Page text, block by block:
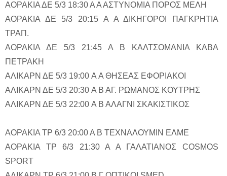
ΑΟΡΑΚΙΑ ΔΕ 5/3 18:30 Α Α ΑΣΤΥΝΟΜΙΑ ΠΟΡΟΣ ΜΕΛΗ
ΑΟΡΑΚΙΑ ΔΕ 5/3 20:15 Α Α ΔΙΚΗΓΟΡΟΙ ΠΑΓΚΡΗΤΙΑ
ΤΡΑΠ.
ΑΟΡΑΚΙΑ ΔΕ 5/3 21:45 A Β ΚΑΛΤΣΟΜΑΝΙΑ ΚΑΒΑ
ΠΕΤΡΑΚΗ
ΑΛΙΚΑΡΝ ΔΕ 5/3 19:00 A Α ΘΗΣΕΑΣ ΕΦΟΡΙΑΚΟΙ
ΑΛΙΚΑΡΝ ΔΕ 5/3 20:30 A Β ΑΓ. ΡΩΜΑΝΟΣ ΚΟΥΤΡΗΣ
ΑΛΙΚΑΡΝ ΔΕ 5/3 22:00 A Β ΑΛΑΓΝΙ ΣΚΑΚΙΣΤΙΚΟΣ
ΑΟΡΑΚΙΑ ΤΡ 6/3 20:00 Α Β ΤΕΧΝΑΛΟΥΜΙΝ ΕΛΜΕ
ΑΟΡΑΚΙΑ ΤΡ 6/3 21:30 Α Α ΓΑΛΑΤΙΑΝΟΣ COSMOS
SPORT